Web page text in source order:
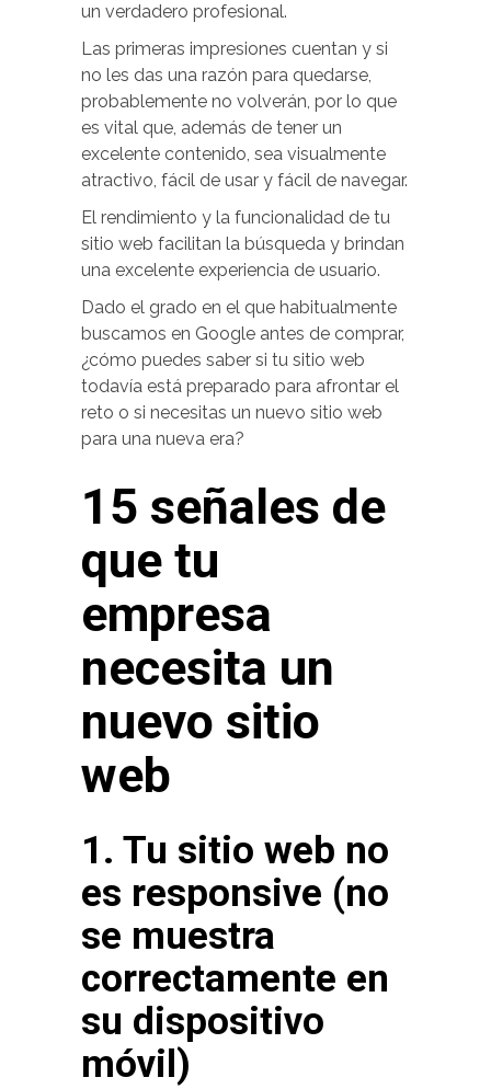
un verdadero profesional.
Las primeras impresiones cuentan y si
no les das una razón para quedarse,
probablemente no volverán, por lo que
es vital que, además de tener un
excelente contenido, sea visualmente
atractivo, fácil de usar y fácil de navegar.
El rendimiento y la funcionalidad de tu
sitio web facilitan la búsqueda y brindan
una excelente experiencia de usuario.
Dado el grado en el que habitualmente
buscamos en Google antes de comprar,
¿cómo puedes saber si tu sitio web
todavía está preparado para afrontar el
reto o si necesitas un nuevo sitio web
para una nueva era?
15 señales de
que tu
empresa
necesita un
nuevo sitio
web
1. Tu sitio web no
es responsive (no
se muestra
correctamente en
su dispositivo
móvil)